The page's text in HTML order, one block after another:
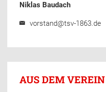
Niklas Baudach
vorstand@tsv-1863.de
AUS DEM VEREIN